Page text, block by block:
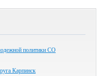
политики СО
Карпинск